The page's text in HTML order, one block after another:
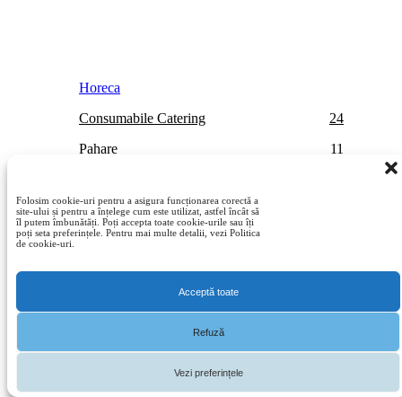
Folosim cookie-uri pentru a asigura funcționarea corectă a
site-ului și pentru a înțelege cum este utilizat, astfel încât să
îl putem îmbunătăți. Poți accepta toate cookie-urile sau îți
poți seta preferințele. Pentru mai multe detalii, vezi Politica
de cookie-uri.
Acceptă toate
Refuză
Vezi preferințele
Horeca
Consumabile Catering
24
Pahare
11